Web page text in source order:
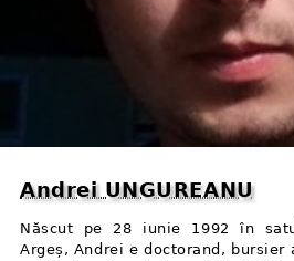
Andrei UNGUREANU
Născut pe 28 iunie 1992 în
Argeș, Andrei e doctorand, bursier